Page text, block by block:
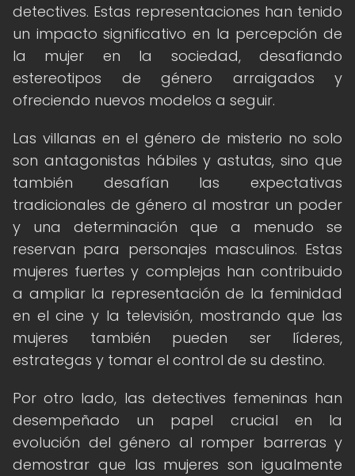
detectives. Estas representaciones han tenido
un impacto significativo en la percepción de
la mujer en la sociedad, desafiando
estereotipos de género arraigados y
ofreciendo nuevos modelos a seguir.
Las villanas en el género de misterio no solo
son antagonistas hábiles y astutas, sino que
también desafían las expectativas
tradicionales de género al mostrar un poder
y una determinación que a menudo se
reservan para personajes masculinos. Estas
mujeres fuertes y complejas han contribuido
a ampliar la representación de la feminidad
en el cine y la televisión, mostrando que las
mujeres también pueden ser líderes,
estrategas y tomar el control de su destino.
Por otro lado, las detectives femeninas han
desempeñado un papel crucial en la
evolución del género al romper barreras y
demostrar que las mujeres son igualmente